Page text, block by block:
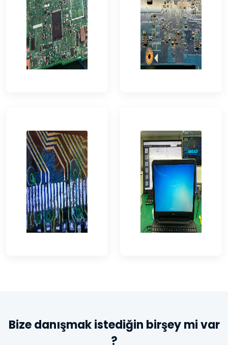
Bize danışmak istediğin birşey mi var
?